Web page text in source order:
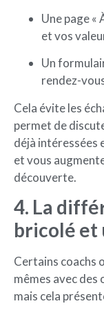
Une page
et vos
Un
rendez-
Cela évite les
permet de
déjà intéressées
et vous
découverte.
4. La
bricolé et
Certains coachs
mêmes avec des
mais cela